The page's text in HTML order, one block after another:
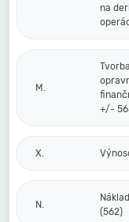
na
M.
+/-
X.
N.
(562)